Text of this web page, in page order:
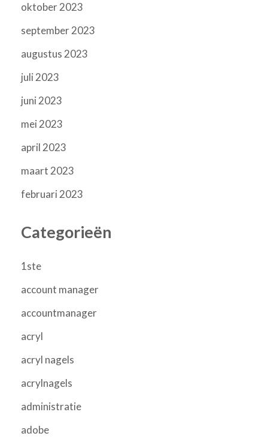
oktober 2023
september 2023
augustus 2023
juli 2023
juni 2023
mei 2023
april 2023
maart 2023
februari 2023
Categorieën
1ste
account manager
accountmanager
acryl
acryl nagels
acrylnagels
administratie
adobe